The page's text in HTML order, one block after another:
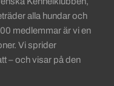
alla hundar och
medlemmar är vi en
Vi sprider
– och visar på den